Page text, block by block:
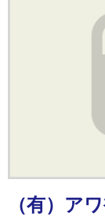
（有）ア